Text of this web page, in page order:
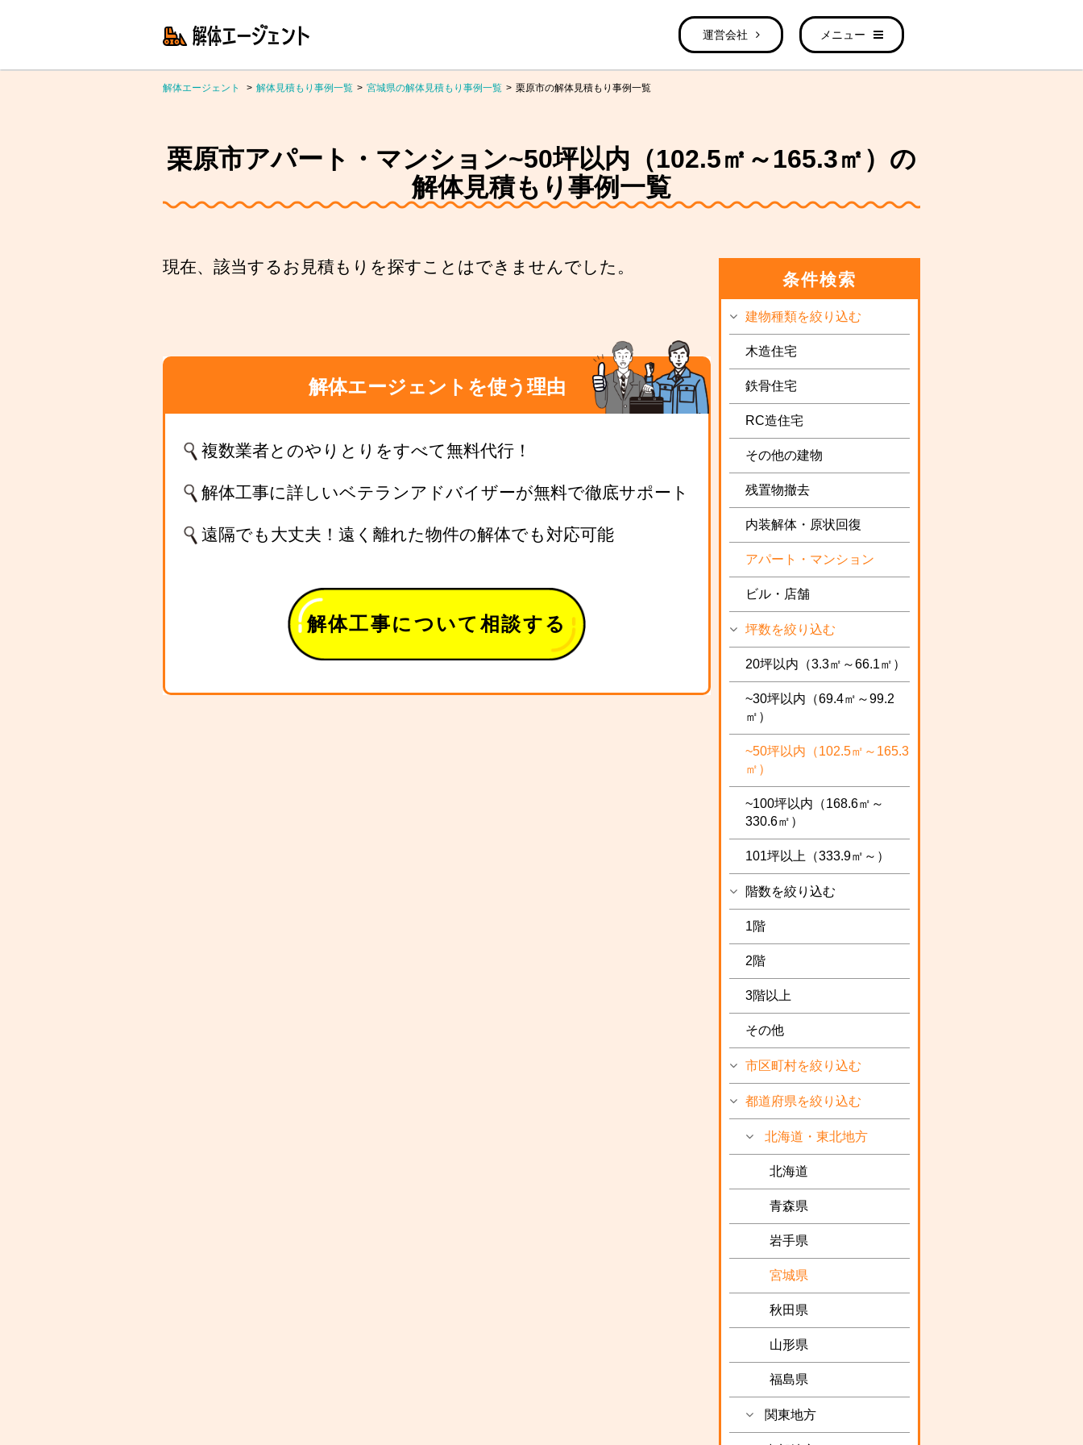
運営会社 メニュー
解体エージェント 解体見積もり事例一覧 宮城県の解体見積もり事例一覧 栗原市の解体見積もり事例一覧
栗原市アパート・マンション~50坪以内（102.5㎡～165.3㎡）の
解体見積もり事例一覧
現在、該当するお見積もりを探すことはできませんでした。
解体エージェントを使う理由
複数業者とのやりとりをすべて無料代行！
解体工事に詳しいベテランアドバイザーが無料で徹底サポート
遠隔でも大丈夫！遠く離れた物件の解体でも対応可能
解体工事について相談する
条件検索
建物種類を絞り込む
木造住宅
鉄骨住宅
RC造住宅
その他の建物
残置物撤去
内装解体・原状回復
アパート・マンション
ビル・店舗
坪数を絞り込む
20坪以内（3.3㎡～66.1㎡）
~30坪以内（69.4㎡～99.2
㎡）
~50坪以内（102.5㎡～165.3
㎡）
~100坪以内（168.6㎡～
330.6㎡）
101坪以上（333.9㎡～）
階数を絞り込む
1階
2階
3階以上
その他
市区町村を絞り込む
都道府県を絞り込む
北海道・東北地方
北海道
青森県
岩手県
宮城県
秋田県
山形県
福島県
関東地方